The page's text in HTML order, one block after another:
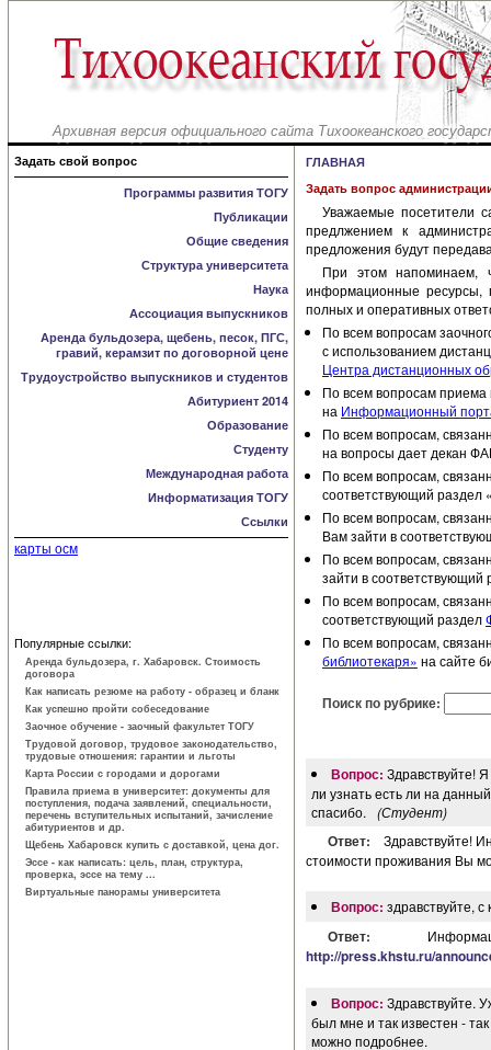
Архивная версия официального сайта Тихоокеанского
Задать свой вопрос
Программы развития ТОГУ
Публикации
Общие сведения
Структура университета
Наука
Ассоциация выпускников
Аренда бульдозера, щебень, песок, ПГС,
гравий, керамзит по договорной цене
Трудоустройство выпускников и студентов
Абитуриент 2014
Образование
Студенту
Международная работа
Информатизация ТОГУ
Ссылки
карты осм
Популярные ссылки:
Аренда бульдозера, г. Хабаровск. Стоимость
договора
Как написать резюме на работу - образец и бланк
Как успешно пройти собеседование
Заочное обучение - заочный факультет ТОГУ
Трудовой договор, трудовое законодатель­ство,
трудовые отношения: гарантии и льготы
Карта России с городами и дорогами
Правила приема в университет: документы для
поступления, подача заявлений, специальности,
перечень вступительных испытаний, зачисление
абитуриентов и др.
Щебень Хабаровск купить с доставкой, цена дог.
Эссе - как написать: цель, план, структура,
проверка, эссе на тему ...
Виртуальные панорамы университета
ГЛАВНАЯ
Задать вопрос
Уважаемые посетители
предлжением к
предложения будут
При этом напоминаем,
информационные ресурсы,
полных и оперативных
По всем вопросам
с использованием
Центра дистанционных
По всем вопросам приема
на Информационный
По всем вопросам,
на вопросы дает декан
По всем вопросам,
соответствующий раздел
По всем вопросам,
Вам зайти в
По всем вопросам,
зайти в
По всем вопросам,
соответствующий раздел
По всем вопросам,
библиотекаря» на сайте
Поиск по рубрике:
Вопрос: Здравствуйте!
ли узнать есть ли на
спасибо.
(Студент)
Ответ:
Здравствуйте!
стоимости проживания Вы
Вопрос: здравствуйте, с
Ответ:
http://press.khstu.ru/
Вопрос: Здравствуйте.
был мне и так известен -
можно подробнее.